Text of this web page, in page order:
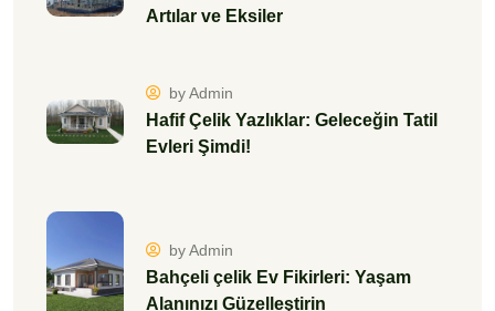
Artılar ve Eksiler
by Admin
Hafif Çelik Yazlıklar: Geleceğin Tatil
Evleri Şimdi!
by Admin
Bahçeli çelik Ev Fikirleri: Yaşam
Alanınızı Güzelleştirin